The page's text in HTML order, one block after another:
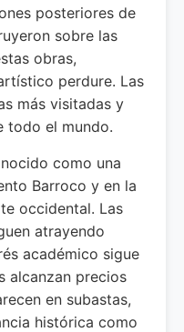
posteriores de
sobre las
obras,
perdure. Las
más visitadas y
todo el mundo.
como una
Barroco y en la
occidental. Las
atrayendo
académico sigue
alcanzan precios
en subastas,
histórica como